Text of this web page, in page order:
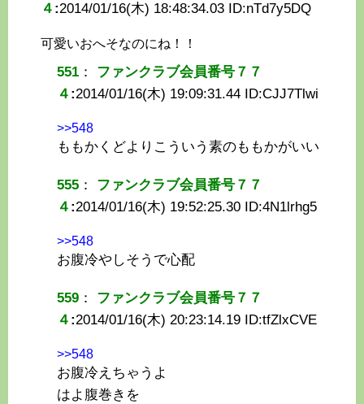
４ :2014/01/16(木) 18:48:34.03 ID:nTd7y5DQ
可愛いおへそなのにね！！
551 ： ファンクラブ会員番号７７
４ :2014/01/16(木) 19:09:31.44 ID:CJJ7Tlwi
>>548
ももかくどよりこういう素のももかがいい
555 ： ファンクラブ会員番号７７
４ :2014/01/16(木) 19:52:25.30 ID:4N1lrhg5
>>548
お腹冷やしそうで心配
559 ： ファンクラブ会員番号７７
４ :2014/01/16(木) 20:23:14.19 ID:tfZlxCVE
>>548
お腹冷えちゃうよ
はよ腹巻きを